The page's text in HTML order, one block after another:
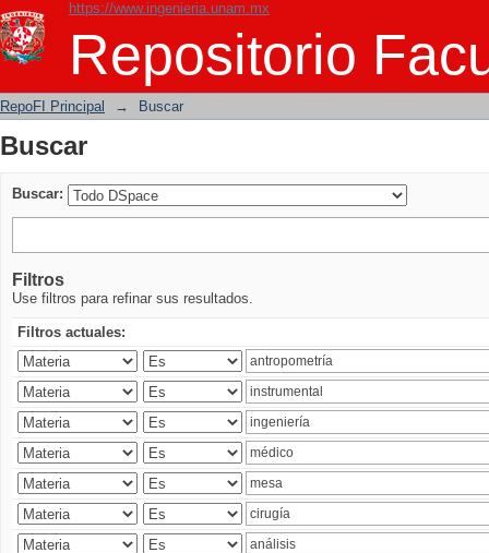
https://www.ingenieria.unam.mx
Repositorio
Buscar
RepoFI Principal → Buscar
Buscar
Buscar:
Filtros
Use filtros para refinar sus resultados.
Filtros actuales: